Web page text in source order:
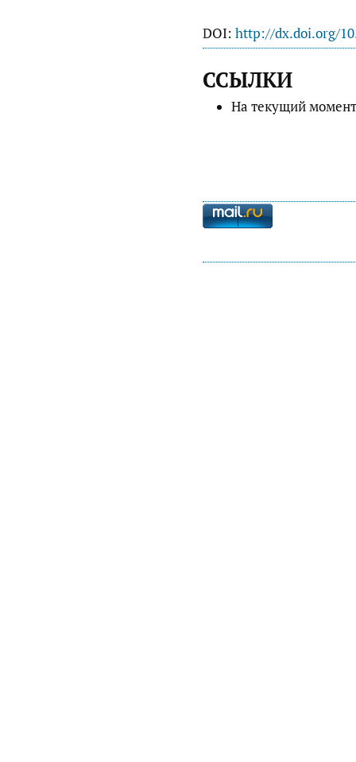
DOI: http://dx.doi.org/
ССЫЛКИ
На текущий